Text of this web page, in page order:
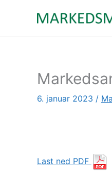
6. januar 2023 /
Last ned PDF